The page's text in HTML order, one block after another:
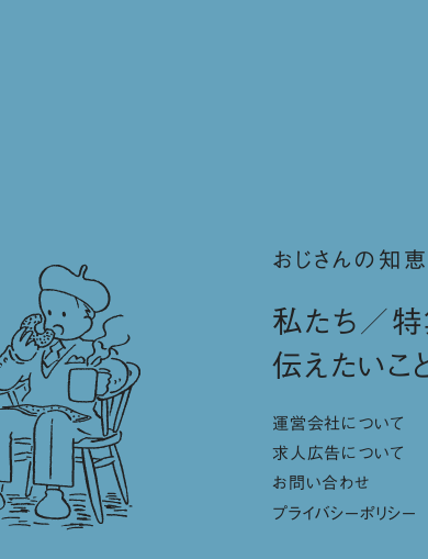
おじさんの知恵
私たち
伝えたいこ
運営会社について
求人広告について
お問い合わせ
プライバシーポリシー